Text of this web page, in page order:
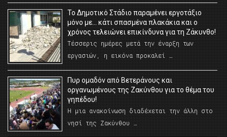
Το Δημοτικό Στάδιο παραμένει εργοτάξιο
μόνο με… κάτι σπασμένα πλακάκια και ο
χρόνος τελειώνει επικίνδυνα για τη Ζάκυνθο!
Τέσσερις ημέρες μετά την έναρξη των
εργασιών, η εικόνα προκαλεί …
Πυρ ομαδόν από Βετεράνους και
οργανωμένους της Ζακύνθου για το θέμα του
γηπέδου!
Η μια ανακοίνωση διαδέχεται την άλλη στο
νησί της Ζακύνθου …